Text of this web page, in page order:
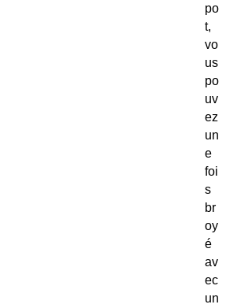
po
t,
vo
us
po
uv
ez
un
e
foi
s
br
oy
é
av
ec
un